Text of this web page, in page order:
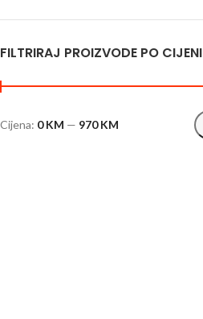
FILTRIRAJ PROIZVODE PO CIJENI
Cijena: 0 KM — 970 KM